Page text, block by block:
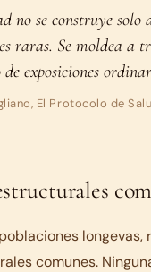
no se construye solo
raras. Se moldea a
exposiciones
El Protocolo de
longevas,
comunes.